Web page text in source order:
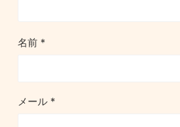
名前 *
メール *